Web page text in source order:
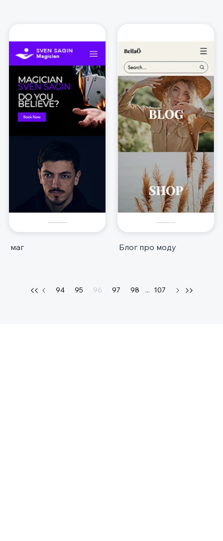
маг Блог про моду
94 95 96 97 98 ... 107